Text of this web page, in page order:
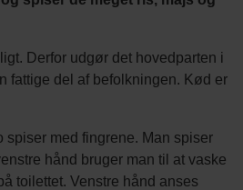
Derfor udgør det hovedparten i
fattige del af befolkningen. Kød er
spiser med fingrene. Man spiser
hånd bruger man til at vaske
toilettet. Venstre hånd anses